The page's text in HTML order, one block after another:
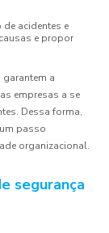
acidentes e
e propor
a
empresas a se
Dessa forma,
passo
organizacional.
segurança